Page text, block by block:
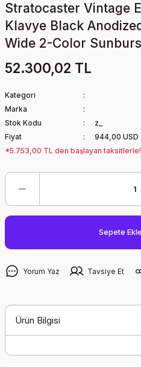
Stratocaster Vintage
Klavye Black
Wide 2-Color
52.300,02 TL
Kategori
Marka
Stok Kodu
z_
Fiyat
944,00 USD
*5.753,00 TL den başlayan taksitlerle!
Sepete Ekle
Yorum Yaz Tavsiye Et
Ürün Bilgisi